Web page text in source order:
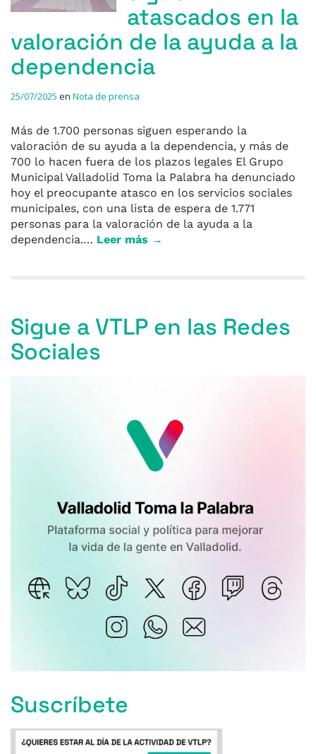
atascados en la
valoración de la ayuda a la
dependencia
25/07/2025 en Nota de prensa
Más de 1.700 personas siguen esperando la
valoración de su ayuda a la dependencia, y más de
700 lo hacen fuera de los plazos legales El Grupo
Municipal Valladolid Toma la Palabra ha denunciado
hoy el preocupante atasco en los servicios sociales
municipales, con una lista de espera de 1.771
personas para la valoración de la ayuda a la
dependencia.… Leer más →
Sigue a VTLP en las Redes
Sociales
Suscríbete